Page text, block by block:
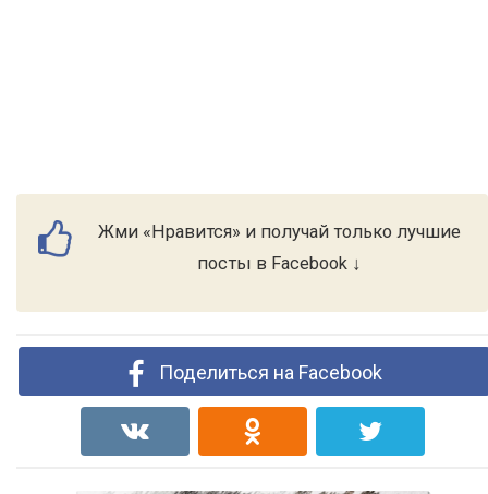
Жми «Нравится» и получай только лучшие
посты в Facebook ↓
Поделиться на Facebook